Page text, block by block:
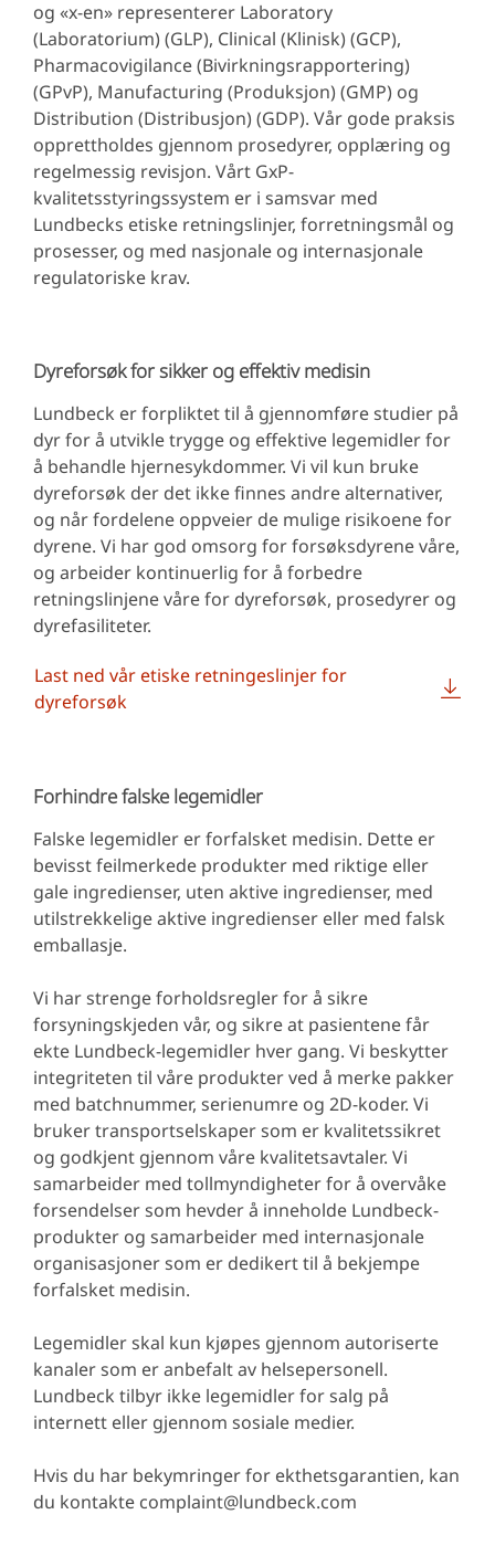
og «x-en» representerer Laboratory
(Laboratorium) (GLP), Clinical (Klinisk) (GCP),
Pharmacovigilance (Bivirkningsrapportering)
(GPvP), Manufacturing (Produksjon) (GMP) og
Distribution (Distribusjon) (GDP). Vår gode praksis
opprettholdes gjennom prosedyrer, opplæring og
regelmessig revisjon. Vårt GxP-
kvalitetsstyringssystem er i samsvar med
Lundbecks etiske retningslinjer, forretningsmål og
prosesser, og med nasjonale og internasjonale
regulatoriske krav.
Dyreforsøk for sikker og effektiv medisin
Lundbeck er forpliktet til å gjennomføre studier på
dyr for å utvikle trygge og effektive legemidler for
å behandle hjernesykdommer. Vi vil kun bruke
dyreforsøk der det ikke finnes andre alternativer,
og når fordelene oppveier de mulige risikoene for
dyrene. Vi har god omsorg for forsøksdyrene våre,
og arbeider kontinuerlig for å forbedre
retningslinjene våre for dyreforsøk, prosedyrer og
dyrefasiliteter.
Last ned vår etiske retningeslinjer for
dyreforsøk
Forhindre falske legemidler
Falske legemidler er forfalsket medisin. Dette er
bevisst feilmerkede produkter med riktige eller
gale ingredienser, uten aktive ingredienser, med
utilstrekkelige aktive ingredienser eller med falsk
emballasje.
Vi har strenge forholdsregler for å sikre
forsyningskjeden vår, og sikre at pasientene får
ekte Lundbeck-legemidler hver gang. Vi beskytter
integriteten til våre produkter ved å merke pakker
med batchnummer, serienumre og 2D-koder. Vi
bruker transportselskaper som er kvalitetssikret
og godkjent gjennom våre kvalitetsavtaler. Vi
samarbeider med tollmyndigheter for å overvåke
forsendelser som hevder å inneholde Lundbeck-
produkter og samarbeider med internasjonale
organisasjoner som er dedikert til å bekjempe
forfalsket medisin.
Legemidler skal kun kjøpes gjennom autoriserte
kanaler som er anbefalt av helsepersonell.
Lundbeck tilbyr ikke legemidler for salg på
internett eller gjennom sosiale medier.
Hvis du har bekymringer for ekthetsgarantien, kan
du kontakte complaint@lundbeck.com